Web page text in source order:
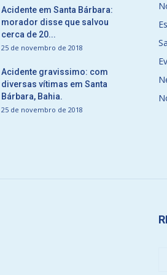
Acidente em Santa Bárbara:
morador disse que salvou
cerca de 20...
25 de novembro de 2018
Acidente gravissimo: com
diversas vítimas em Santa
Bárbara, Bahia.
25 de novembro de 2018